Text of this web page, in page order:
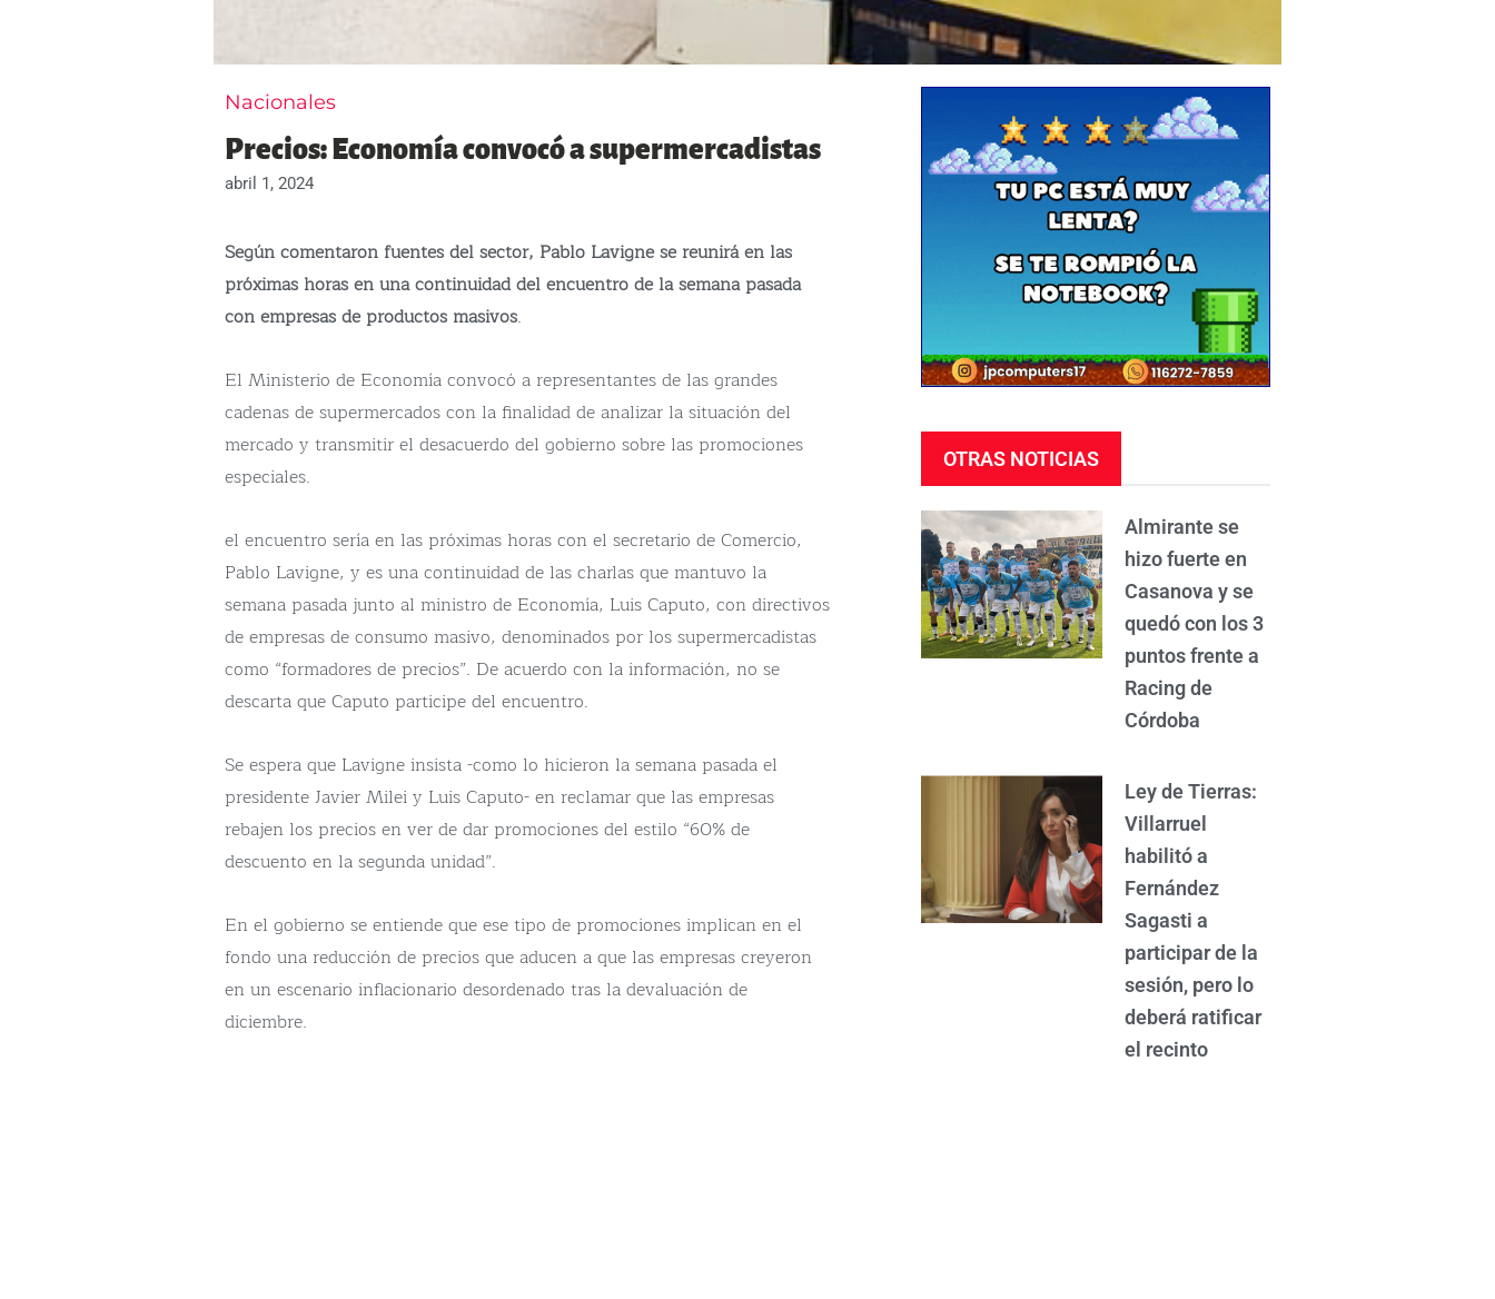
Nacionales
Precios: Economía convocó a supermercadistas
abril 1, 2024
Según comentaron fuentes del sector, Pablo Lavigne se reunirá en las
próximas horas en una continuidad del encuentro de la semana pasada
con empresas de productos masivos.
El Ministerio de Economía convocó a representantes de las grandes
cadenas de supermercados con la finalidad de analizar la situación del
mercado y transmitir el desacuerdo del gobierno sobre las promociones
especiales.
el encuentro sería en las próximas horas con el secretario de Comercio,
Pablo Lavigne, y es una continuidad de las charlas que mantuvo la
semana pasada junto al ministro de Economía, Luis Caputo, con directivos
de empresas de consumo masivo, denominados por los supermercadistas
como “formadores de precios”. De acuerdo con la información, no se
descarta que Caputo participe del encuentro.
Se espera que Lavigne insista -como lo hicieron la semana pasada el
presidente Javier Milei y Luis Caputo- en reclamar que las empresas
rebajen los precios en ver de dar promociones del estilo “60% de
descuento en la segunda unidad”.
En el gobierno se entiende que ese tipo de promociones implican en el
fondo una reducción de precios que aducen a que las empresas creyeron
en un escenario inflacionario desordenado tras la devaluación de
diciembre.
OTRAS NOTICIAS
Almirante se
hizo fuerte en
Casanova y se
quedó con los 3
puntos frente a
Racing de
Córdoba
Ley de Tierras:
Villarruel
habilitó a
Fernández
Sagasti a
participar de la
sesión, pero lo
deberá ratificar
el recinto